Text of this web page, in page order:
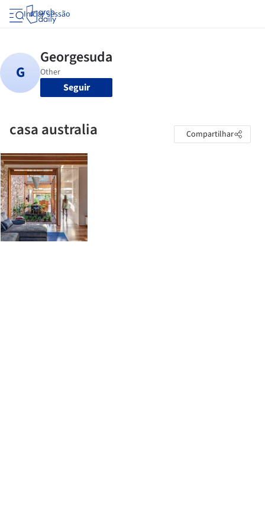
Iniciar sessão
Seguir
casa australia Compartilhar